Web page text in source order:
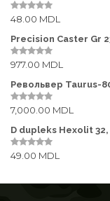
Кронштейны
Лазерные
Прицелы
o
f0
u
o
f
48.00 MDL
Precision Caster Gr
0
u
o
f
977.00 MDL
Револьвер Taurus-
0
u
o
f
7,000.00 MDL
D dupleks Hexolit
0
t
49.00 MDL